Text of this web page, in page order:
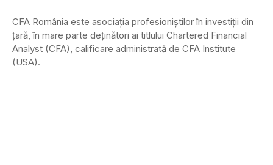
CFA România este asociaţia profesioniştilor în investiţii din
ţară, în mare parte deţinători ai titlului Chartered Financial
Analyst (CFA), calificare administrată de CFA Institute
(USA).